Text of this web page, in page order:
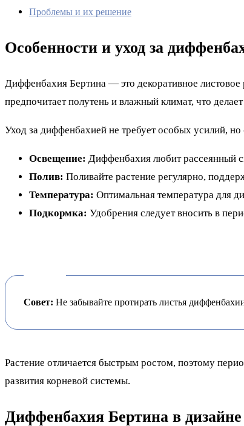
Проблемы и их решение
Особенности и уход за
Диффенбахия Бертина — это декоративное
предпочитает полутень и влажный климат, что
Уход за диффенбахией не требует особых усилий,
Освещение: Диффенбахия любит рассеянный
Полив: Поливайте растение регулярно,
Температура: Оптимальная температура для
Подкормка: Удобрения следует вносить в
Совет: Не забывайте протирать листья
Растение отличается быстрым ростом, поэтому
развития корневой системы.
Диффенбахия Бертина в дизайне